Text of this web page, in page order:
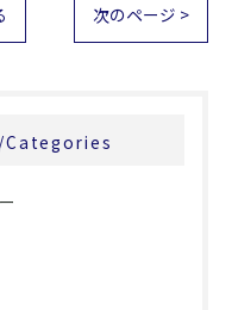
次のページ >
Categories